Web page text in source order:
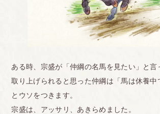
ある時、宗盛が「仲綱の名馬を見たい」と言
取り上げられると思った仲綱は「馬は休養中
とウソをつきます。
宗盛は、アッサリ、あきらめました。